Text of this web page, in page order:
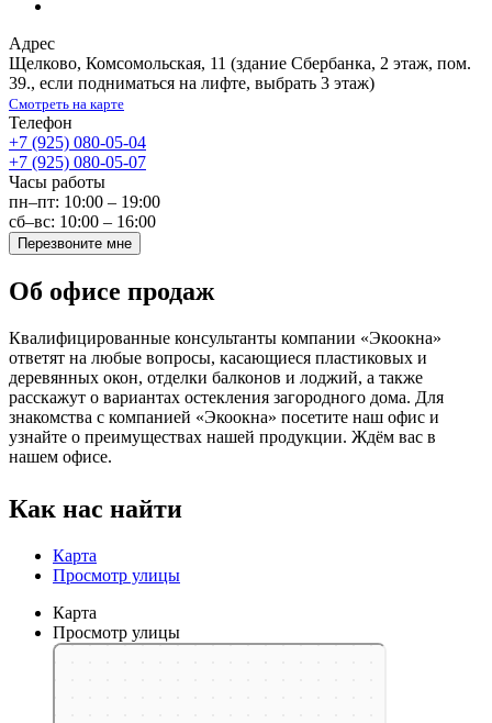
Адрес
Щелково, Комсомольская, 11 (здание Сбербанка, 2 этаж, пом.
39., если подниматься на лифте, выбрать 3 этаж)
Смотреть на карте
Телефон
+7 (925) 080-05-04
+7 (925) 080-05-07
Часы работы
пн–пт: 10:00 – 19:00
сб–вс: 10:00 – 16:00
Перезвоните мне
Об офисе продаж
Квалифицированные консультанты компании «Экоокна»
ответят на любые вопросы, касающиеся пластиковых и
деревянных окон, отделки балконов и лоджий, а также
расскажут о вариантах остекления загородного дома. Для
знакомства с компанией «Экоокна» посетите наш офис и
узнайте о преимуществах нашей продукции. Ждём вас в
нашем офисе.
Как нас найти
Карта
Просмотр улицы
Карта
Просмотр улицы
Москва